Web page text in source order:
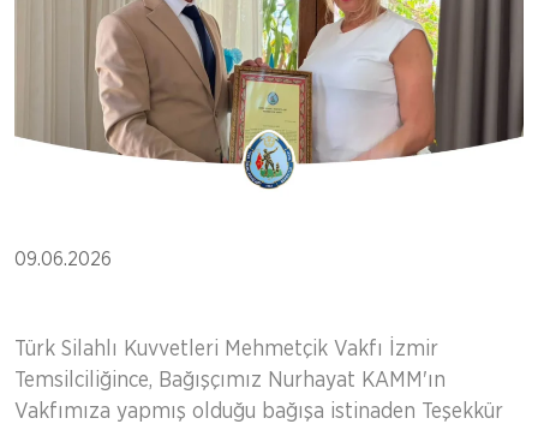
09.06.2026
Türk Silahlı Kuvvetleri Mehmetçik Vakfı İzmir
Temsilciliğince, Bağışçımız Nurhayat KAMM'ın
Vakfımıza yapmış olduğu bağışa istinaden Teşekkür